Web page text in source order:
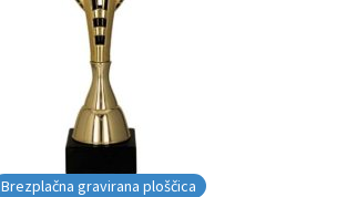
Brezplačna gravirana ploščica